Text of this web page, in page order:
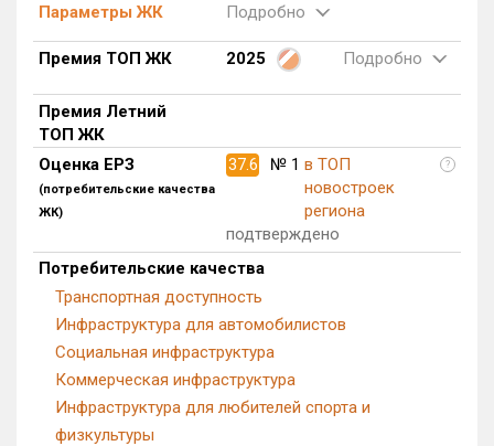
Многоквартирных домов
Блокированных домов
0 из 31
блоков в БД
Параметры ЖК Подробно
Премия ТОП ЖК 2025 Подробно
Премия Летний
ТОП ЖК
Оценка ЕРЗ
(потребительские качества
ЖК)
37.6 № 1 в ТОП
новостроек
региона
?
подтверждено
Потребительские качества
Транспортная доступность
Инфраструктура для автомобилистов
Социальная инфраструктура
Коммерческая инфраструктура
Инфраструктура для любителей спорта и
физкультуры